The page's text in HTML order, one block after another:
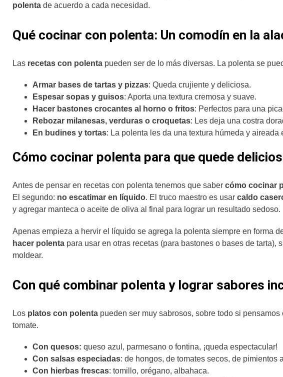
polenta de acuerdo a cada necesidad.
Qué cocinar con polenta: Un comodín en la
Las recetas con polenta pueden ser de lo más diversas. La polenta se
Armar bases de tartas y pizzas: Queda crujiente y deliciosa.
Espesar sopas y guisos: Aporta una textura cremosa y suave.
Hacer bastones crocantes al horno o fritos: Perfectos para una
Rebozar milanesas, verduras o croquetas: Les deja una costra
En budines y tortas: La polenta les da una textura húmeda y aireada
Cómo cocinar polenta para que quede
Antes de pensar en recetas con polenta tenemos que saber cómo cocinar
El segundo: no escatimar en líquido. El truco maestro es usar caldo
y agregar manteca o aceite de oliva al final para lograr un resultado sedoso.
Apenas empieza a hervir el líquido se agrega la polenta siempre en forma
hacer polenta para usar en otras recetas (para bastones o bases de
moldear.
Con qué combinar polenta y lograr sabores
Los platos con polenta pueden ser muy sabrosos, sobre todo si
tomate.
Con quesos: queso azul, parmesano o fontina, ¡queda espectacular!
Con salsas especiadas: de hongos, de tomates secos, de pimientos
Con hierbas frescas: tomillo, orégano, albahaca.